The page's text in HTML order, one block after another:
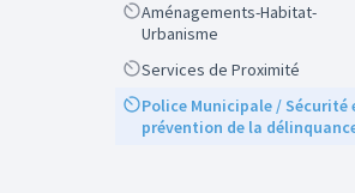
Scope
Aménagements-Habitat-
Urbanisme
ScopeServices de Proximité
Scope
Police Municipale / Sécurité et
prévention de la